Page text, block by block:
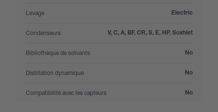
Levage
: Electric
Condenseurs
: V, C, A, BF, CR, S, E, HP, Soxhlet
Bibliothèque de solvants
: No
Distillation dynamique
: No
Compatibilité avec les capteurs
: No